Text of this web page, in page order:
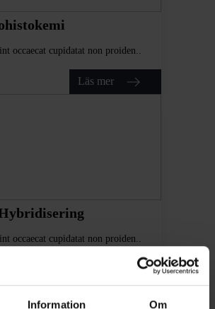
Information Om
occaecat cupidatat non proiden..
Läs mer
occaecat cupidatat non proiden..